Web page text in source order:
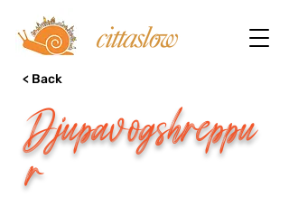
Djupavogshreppu
r
< Back